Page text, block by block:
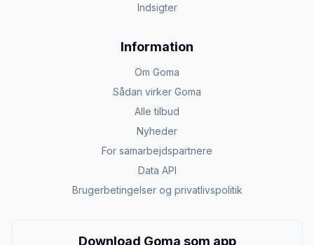
Indsigter
Information
Om Goma
Sådan virker Goma
Alle tilbud
Nyheder
For samarbejdspartnere
Data API
Brugerbetingelser og privatlivspolitik
Download Goma som app